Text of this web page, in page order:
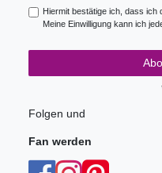
Hiermit bestätige ich, dass ich
Meine Einwilligung kann ich
Folgen und
Fan werden